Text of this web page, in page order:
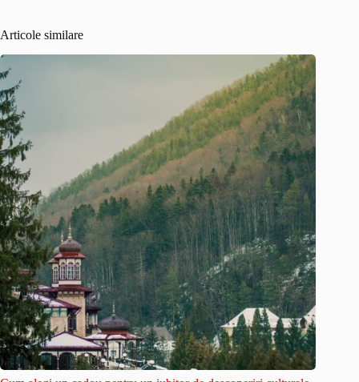
Articole similare